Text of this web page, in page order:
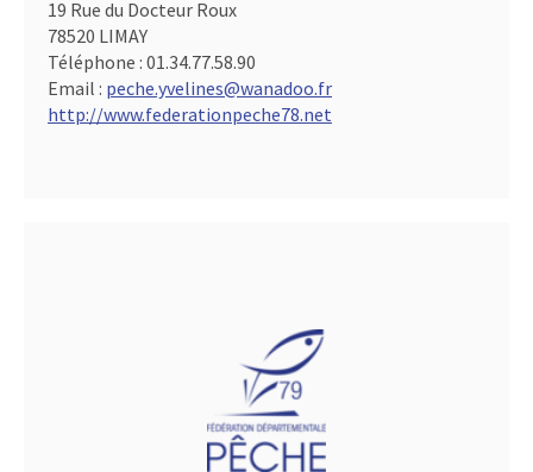
19 Rue du Docteur Roux
78520 LIMAY
Téléphone : 01.34.77.58.90
Email : peche.yvelines@wanadoo.fr
http://www.federationpeche78.net